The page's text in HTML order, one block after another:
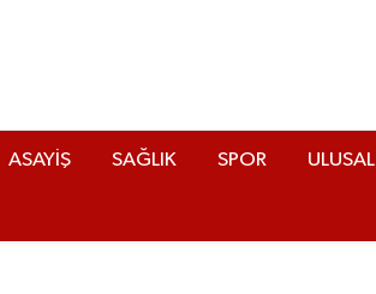
ASAYİŞ SAĞLIK SPOR ULUSAL